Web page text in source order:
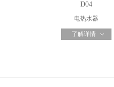
D04
电热水器
了解详情